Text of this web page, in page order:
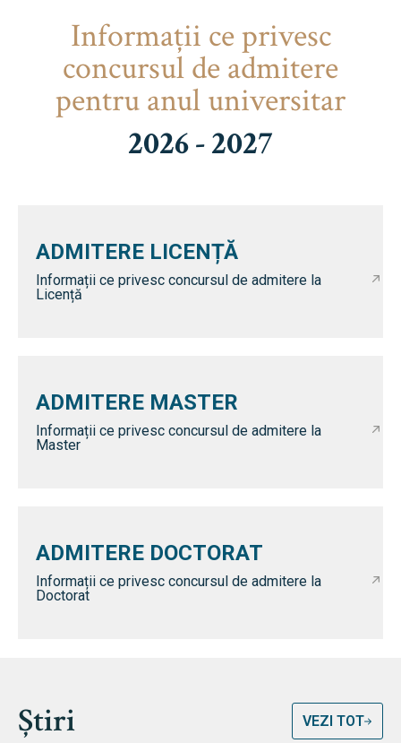
Informaţii ce privesc
concursul de admitere
pentru anul universitar
2026 - 2027
ADMITERE LICENȚĂ
Informații ce privesc concursul de admitere la
Licență
ADMITERE MASTER
Informații ce privesc concursul de admitere la
Master
ADMITERE DOCTORAT
Informații ce privesc concursul de admitere la
Doctorat
Știri VEZI TOT